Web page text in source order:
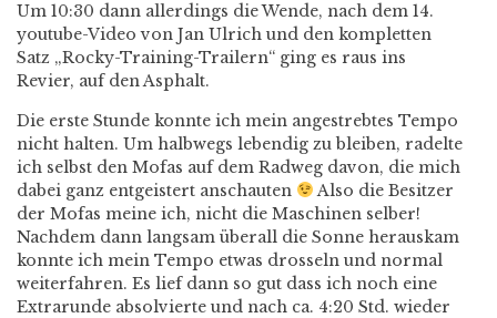
Um 10:30 dann allerdings die Wende, nach dem 14.
youtube-Video von Jan Ulrich und den kompletten
Satz „Rocky-Training-Trailern“ ging es raus ins
Revier, auf den Asphalt.
Die erste Stunde konnte ich mein angestrebtes Tempo
nicht halten. Um halbwegs lebendig zu bleiben, radelte
ich selbst den Mofas auf dem Radweg davon, die mich
dabei ganz entgeistert anschauten
Also die Besitzer
der Mofas meine ich, nicht die Maschinen selber!
Nachdem dann langsam überall die Sonne herauskam
konnte ich mein Tempo etwas drosseln und normal
weiterfahren. Es lief dann so gut dass ich noch eine
Extrarunde absolvierte und nach ca. 4:20 Std. wieder